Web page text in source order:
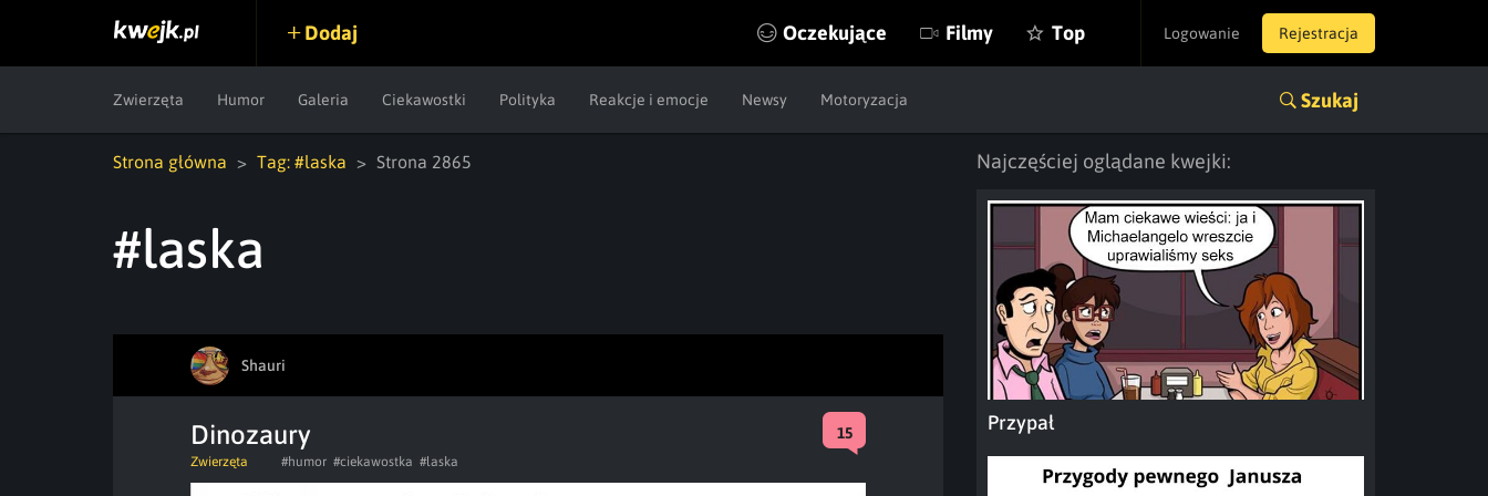
Logowanie Rejestracja
Dodaj Oczekujące Filmy Top
Zwierzęta Humor Galeria Ciekawostki Polityka Reakcje i emocje Newsy Motoryzacja Szukaj
Strona główna Tag: #laska Strona 2865
#laska
Shauri
Dinozaury 15
Zwierzęta #humor #ciekawostka #laska
Najczęściej oglądane kwejki:
Przypał